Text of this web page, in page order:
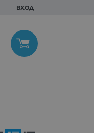
ВХОД